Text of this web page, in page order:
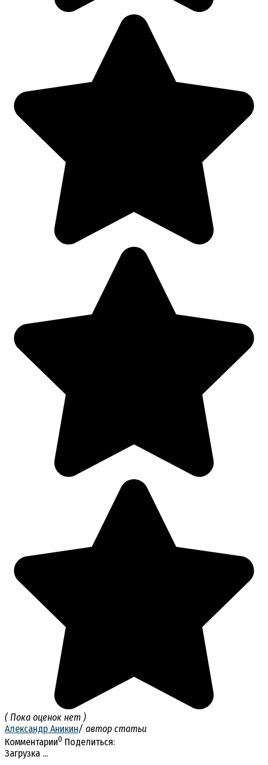
( Пока оценок нет )
Александр Аникин/ автор статьи
Комментарии0 Поделиться:
Загрузка ...